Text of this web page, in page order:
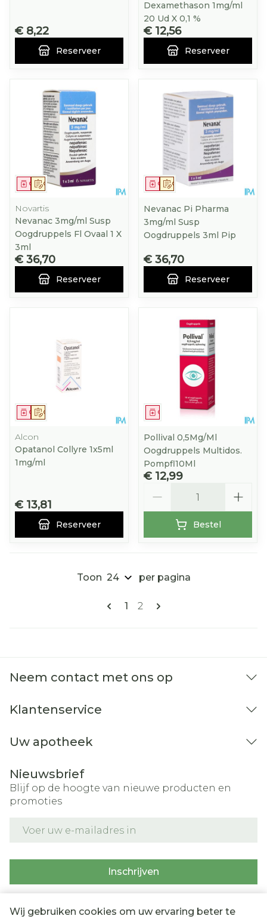
Wij gebruiken cookies om uw ervaring beter te
€ 8,22
Reserveer
Dexamethason 1mg/ml
20 Ud X 0,1 %
€ 12,56
Reserveer
Op voorschrift
Geneesmiddel
Novartis
Nevanac 3mg/ml Susp
Oogdruppels Fl Ovaal 1 X
3ml
€ 36,70
Reserveer
Op voorschrift
Geneesmiddel
Nevanac Pi Pharma
3mg/ml Susp
Oogdruppels 3ml Pip
€ 36,70
Reserveer
Op voorschrift
Geneesmiddel
Alcon
Opatanol Collyre 1x5ml
1mg/ml
€ 13,81
Reserveer
Geneesmiddel
Pollival 0,5Mg/Ml
Oogdruppels Multidos.
Pompfl10Ml
€ 12,99
Bestel
Pagina's
U lees momenteel pagina
1 Pagina
2
Toon per pagina
Neem contact met ons op
Klantenservice
Uw apotheek
Nieuwsbrief
Blijf op de hoogte van nieuwe producten en
promoties
Inschrijven
nieuwsbrief en gaat u akkoord met onzeprivacy policy